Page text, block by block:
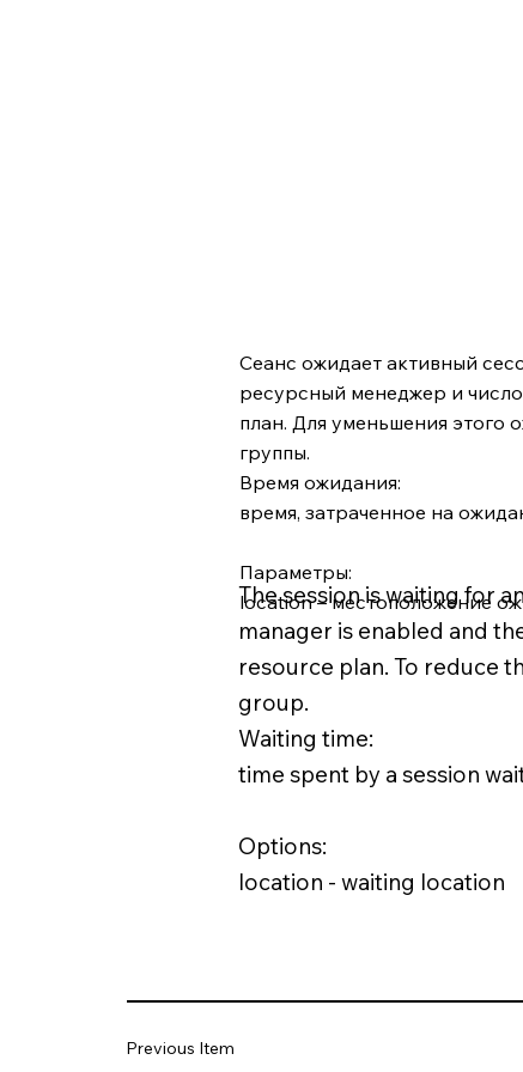
Сеанс ожидает активный
ресурсный менеджер и
план. Для уменьшения этого
группы.
Время ожидания:
время, затраченное на
Параметры:
location – местоположение
The session is waiting for
manager is enabled and
resource plan. To reduce
group.
Waiting time:
time spent by a session
Options:
location - waiting location
Previous Item